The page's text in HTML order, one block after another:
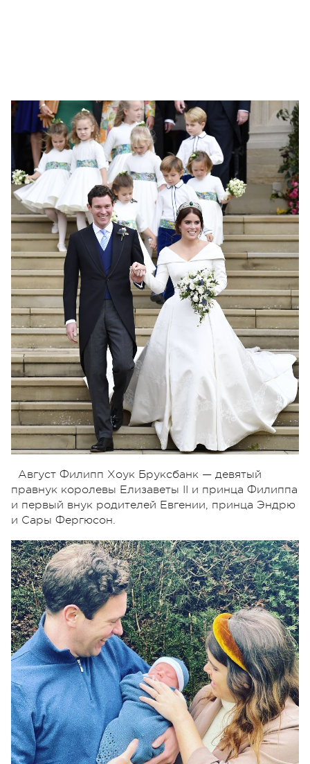
Август Филипп Хоук Бруксбанк — девятый
правнук королевы Елизаветы II и принца Филиппа
и первый внук родителей Евгении, принца Эндрю
и Сары Фергюсон.